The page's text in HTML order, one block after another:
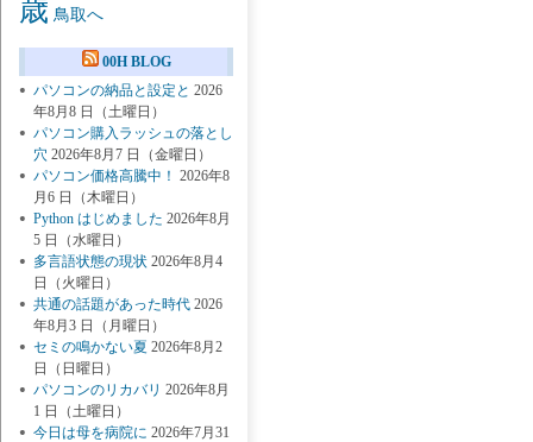
歳 鳥取へ
00H BLOG
パソコンの納品と設定と 2026
年8月8 日（土曜日）
パソコン購入ラッシュの落とし
穴 2026年8月7 日（金曜日）
パソコン価格高騰中！ 2026年8
月6 日（木曜日）
Python はじめました 2026年8月
5 日（水曜日）
多言語状態の現状 2026年8月4
日（火曜日）
共通の話題があった時代 2026
年8月3 日（月曜日）
セミの鳴かない夏 2026年8月2
日（日曜日）
パソコンのリカバリ 2026年8月
1 日（土曜日）
今日は母を病院に 2026年7月31